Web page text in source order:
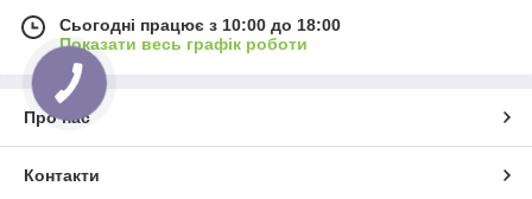
Сьогодні працює з 10:00 до 18:00
Показати весь графік роботи
Про нас
Контакти
КНОПКА
ЗВ'ЯЗКУ